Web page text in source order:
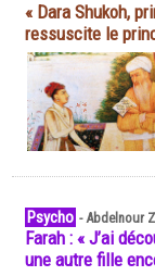
« Dara Shukoh,
ressuscite le
Psycho -Abdelnour
Farah : « J’ai
une autre fille